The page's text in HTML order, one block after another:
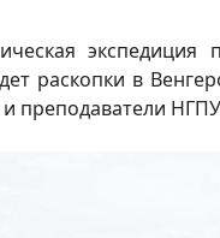
раскопки в
и преподаватели